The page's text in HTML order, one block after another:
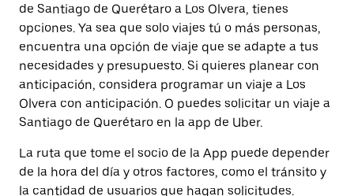
de Santiago de Querétaro a Los Olvera, tienes
opciones. Ya sea que solo viajes tú o más personas,
encuentra una opción de viaje que se adapte a tus
necesidades y presupuesto. Si quieres planear con
anticipación, considera programar un viaje a Los
Olvera con anticipación. O puedes solicitar un viaje a
Santiago de Querétaro en la app de Uber.
La ruta que tome el socio de la App puede depender
de la hora del día y otros factores, como el tránsito y
la cantidad de usuarios que hagan solicitudes.